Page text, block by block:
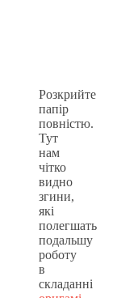
Розкрийте
папір
повністю.
Тут
нам
чітко
видно
згини,
які
полегшать
подальшу
роботу
в
складанні